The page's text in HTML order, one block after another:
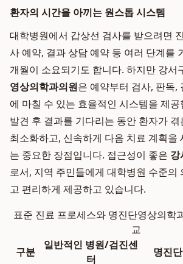
환자의 시간을 아끼는 원스톱 시스템
대학병원에서 갑상선 검사를 받으려면
사 예약, 결과 상담 예약 등 여러 단계를
개월이 소요되기도 합니다. 하지만 강서
영상의학과의원은 예약부터 검사, 판독,
에 마칠 수 있는 효율적인 시스템을 제
발견 후 결과를 기다리는 동안 환자가
최소화하고, 신속하게 다음 치료 계획을
는 중요한 장점입니다. 접근성이 좋은 강
로서, 지역 주민들에게 대학병원 수준의
고 편리하게 제공하고 있습니다.
표준 진료 프로세스와 명진단영상의학
교
구분
일반적인 병원/검진센
터
명진